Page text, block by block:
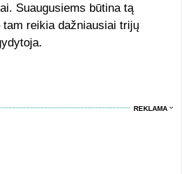
Suaugusiems būtina tą
tam reikia dažniausiai trijų
REKLAMA